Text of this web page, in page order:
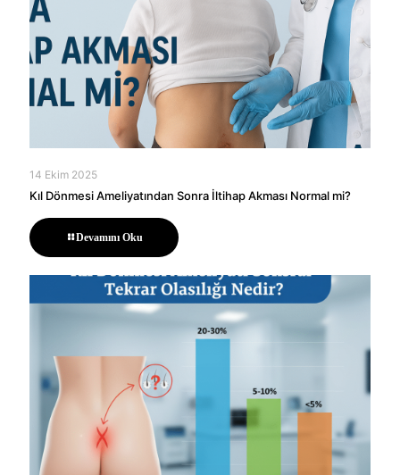
14 Ekim 2025
Kıl Dönmesi Ameliyatından Sonra İltihap Akması Normal mi?
Devamını Oku